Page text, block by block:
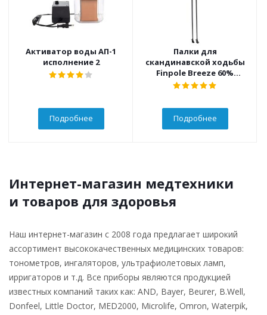
Активатор воды АП-1
исполнение 2
Подробнее
Палки для
скандинавской ходьбы
Finpole Breeze 60%
Carbon 100 см
Подробнее
Интернет-магазин медтехники
и товаров для здоровья
Наш интернет-магазин с 2008 года предлагает широкий
ассортимент высококачественных медицинских товаров:
тонометров, ингаляторов, ультрафиолетовых ламп,
ирригаторов и т.д. Все приборы являются продукцией
известных компаний таких как: AND, Bayer, Beurer, B.Well,
Donfeel, Little Doctor, MED2000, Microlife, Omron, Waterpik,